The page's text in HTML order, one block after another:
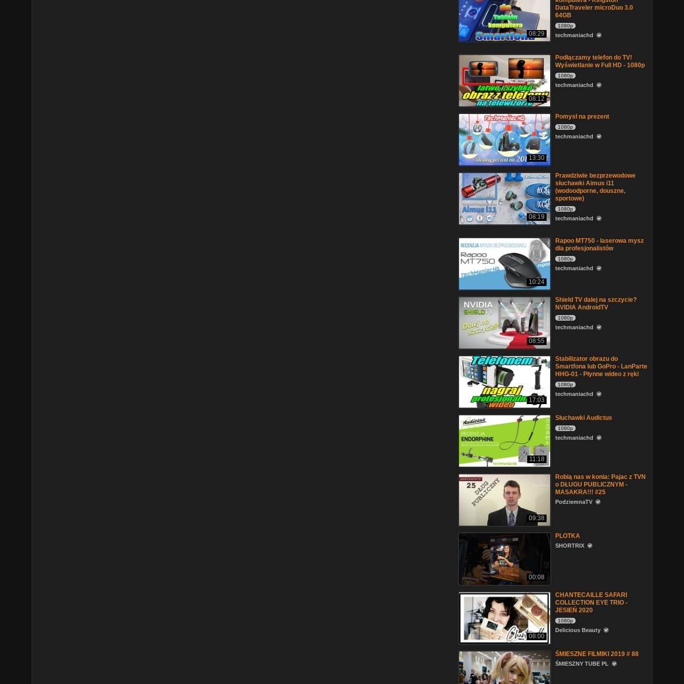
08:29
DataTraveler microDuo 3.0
64GB
1080p
techmaniachd
08:12
Podłączamy telefon do TV!
Wyświetlanie w Full HD - 1080p
1080p
techmaniachd
13:30
Pomysł na prezent
1080p
techmaniachd
08:19
Prawdziwie bezprzewodowe
słuchawki Aimus i11
(wodoodporne, douszne,
sportowe)
1080p
techmaniachd
10:24
Rapoo MT750 - laserowa mysz
dla profesjonalistów
1080p
techmaniachd
08:55
Shield TV dalej na szczycie?
NVIDIA AndroidTV
1080p
techmaniachd
17:03
Stabilizator obrazu do
Smartfona lub GoPro - LanParte
HHG-01 - Płynne wideo z ręki
1080p
techmaniachd
11:18
Słuchawki Audictus
1080p
techmaniachd
09:38
Robią nas w konia: Pajac z TVN
o DŁUGU PUBLICZNYM -
MASAKRA!!! #25
PodziemnaTV
00:08
PLOTKA
SHORTRIX
08:00
CHANTECAILLE SAFARI
COLLECTION EYE TRIO -
JESIEŃ 2020
1080p
Delicious Beauty
ŚMIESZNE FILMIKI 2019 # 88
ŚMIESZNY TUBE PL